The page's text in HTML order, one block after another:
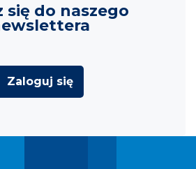
się do naszego
Zaloguj się